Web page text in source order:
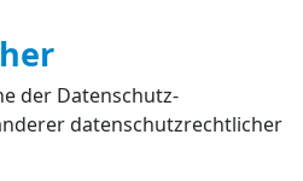
der Datenschutz-
datenschutzrechtlicher